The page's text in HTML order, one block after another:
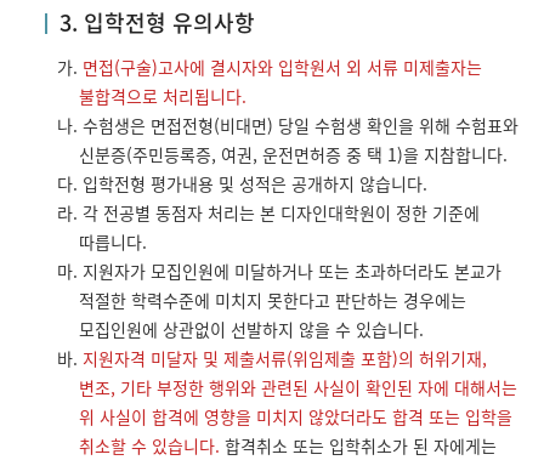
3. 입학전형 유의사항
가. 면접(구술)고사에 결시자와 입학원서 외 서류 미제출자는
불합격으로 처리됩니다.
나. 수험생은 면접전형(비대면) 당일 수험생 확인을 위해 수험표와
신분증(주민등록증, 여권, 운전면허증 중 택 1)을 지참합니다.
다. 입학전형 평가내용 및 성적은 공개하지 않습니다.
라. 각 전공별 동점자 처리는 본 디자인대학원이 정한 기준에
따릅니다.
마. 지원자가 모집인원에 미달하거나 또는 초과하더라도 본교가
적절한 학력수준에 미치지 못한다고 판단하는 경우에는
모집인원에 상관없이 선발하지 않을 수 있습니다.
바. 지원자격 미달자 및 제출서류(위임제출 포함)의 허위기재,
변조, 기타 부정한 행위와 관련된 사실이 확인된 자에 대해서는
위 사실이 합격에 영향을 미치지 않았더라도 합격 또는 입학을
취소할 수 있습니다. 합격취소 또는 입학취소가 된 자에게는